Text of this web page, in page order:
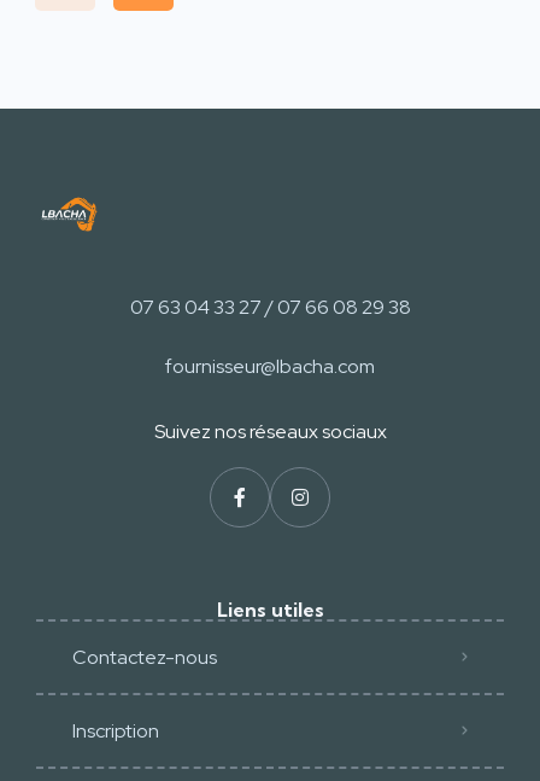
07 63 04 33 27 / 07 66 08 29 38
fournisseur@lbacha.com
Suivez nos réseaux sociaux​
Liens utiles
Contactez-nous
Inscription